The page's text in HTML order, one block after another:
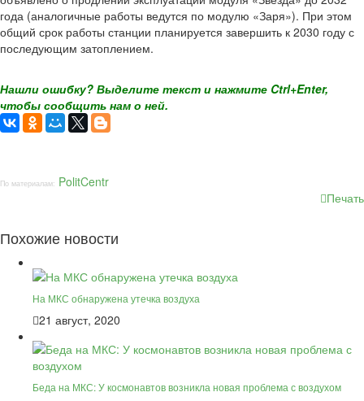
года (аналогичные работы ведутся по модулю «Заря»). При этом
общий срок работы станции планируется завершить к 2030 году с
последующим затоплением.
Нашли ошибку? Выделите текст и нажмите Ctrl+Enter,
чтобы сообщить нам о ней.
По материалам: PolitCentr
Печать
Похожие новости
На МКС обнаружена утечка воздуха
21 август, 2020
Беда на МКС: У космонавтов возникла новая проблема с воздухом